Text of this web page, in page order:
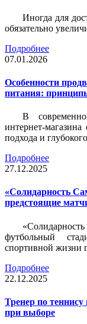
Иногда для
обязательно
Подробнее
07.01.2026
Особенности
питания:
В
интернет-
подхода и
Подробнее
27.12.2025
«Солидарность
предстоящие
футбольный
спортивной жизни
Подробнее
22.12.2025
Тренер по
при выборе